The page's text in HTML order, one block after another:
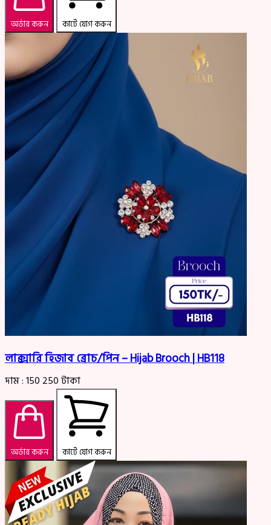
অর্ডার করুন কার্টে যোগ করুন
লাক্সারি হিজাব ব্রোচ/পিন – Hijab Brooch | HB118
দাম :150 250টাকা
অর্ডার করুন কার্টে যোগ করুন